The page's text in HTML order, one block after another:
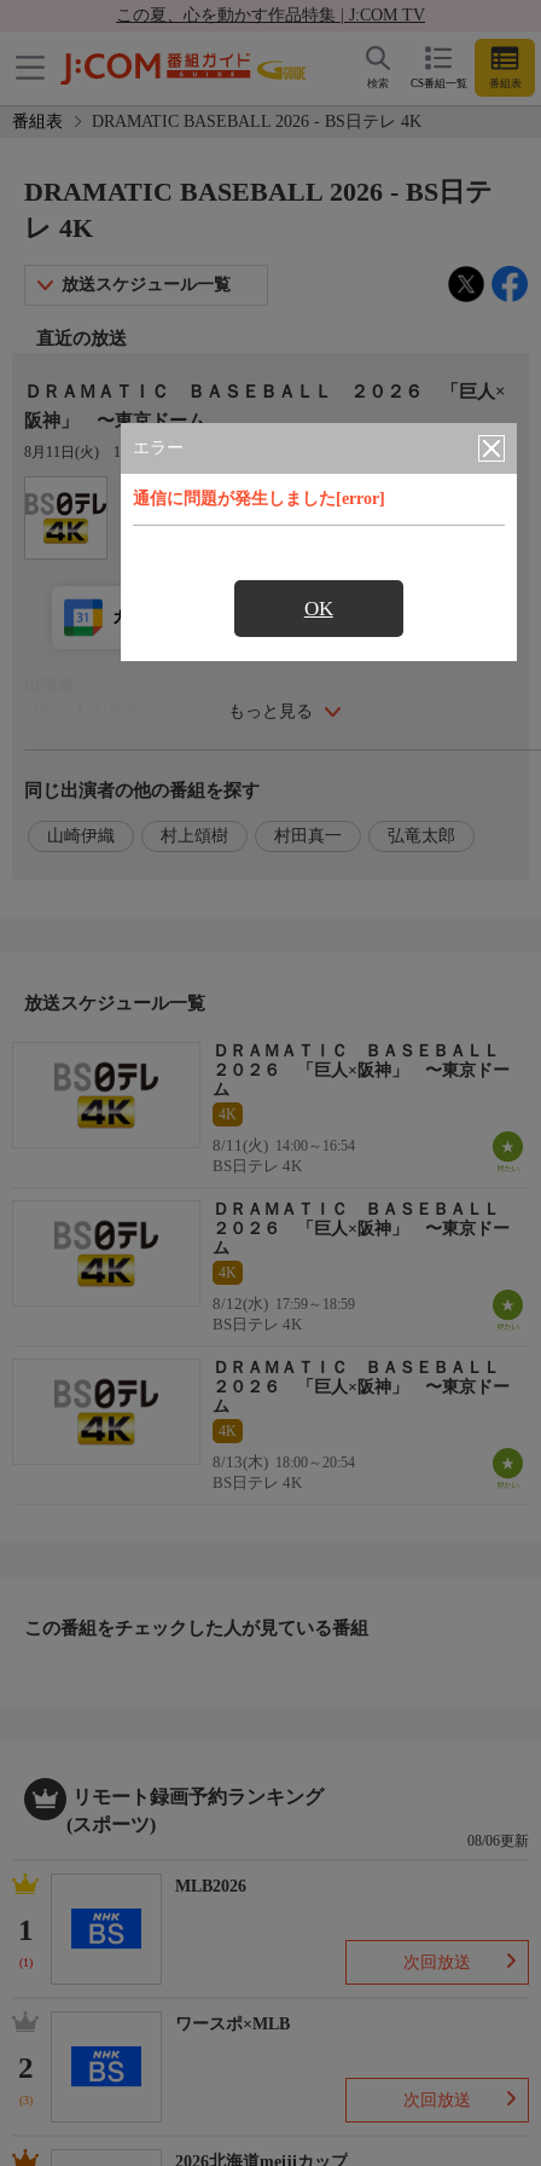
この夏、心を動かす作品特集 | J:COM TV
CS番組一覧 番組表
検索
番組表 DRAMATIC BASEBALL 2026 - BS日テレ 4K
エラー
通信に問題が発生しました[error]
OK
DRAMATIC BASEBALL 2026 - BS日テ
レ 4K
放送スケジュール一覧
直近の放送
ＤＲＡＭＡＴＩＣ ＢＡＳＥＢＡＬＬ ２０２６ 「巨人×
阪神」 〜東京ドーム
8月11日(火) 14:00〜16:54
Ch.141
BS日テレ 4K
もっと見る
カレンダー登録 アプリ視聴
ホームページ
https://www.bs4.jp/baseball/
同じ出演者の他の番組を探す
山崎伊織 村上頌樹 村田真一 弘竜太郎
放送スケジュール一覧
ＤＲＡＭＡＴＩＣ ＢＡＳＥＢＡＬＬ
２０２６ 「巨人×阪神」 〜東京ドー
ム
4K
8/11(火) 14:00～16:54
BS日テレ 4K
ＤＲＡＭＡＴＩＣ ＢＡＳＥＢＡＬＬ
２０２６ 「巨人×阪神」 〜東京ドー
ム
4K
8/12(水) 17:59～18:59
BS日テレ 4K
ＤＲＡＭＡＴＩＣ ＢＡＳＥＢＡＬＬ
２０２６ 「巨人×阪神」 〜東京ドー
ム
4K
8/13(木) 18:00～20:54
BS日テレ 4K
この番組をチェックした人が見ている番組
リモート録画予約ランキング
(スポーツ)
08/06更新
1
(1)
MLB2026
次回放送
2
(3)
ワースポ×MLB
次回放送
2026北海道meijiカップ